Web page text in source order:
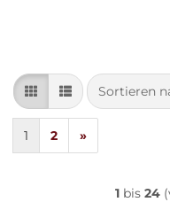
Sortieren
Sortieren
1 2 »
1bis 24